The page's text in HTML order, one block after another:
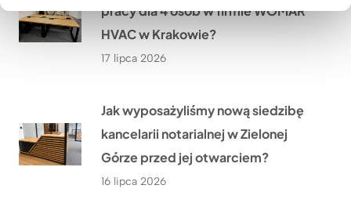
pracy dla 4 osób w firmie WOMAR
HVAC w Krakowie?
17 lipca 2026
Jak wyposażyliśmy nową siedzibę
kancelarii notarialnej w Zielonej
Górze przed jej otwarciem?
16 lipca 2026